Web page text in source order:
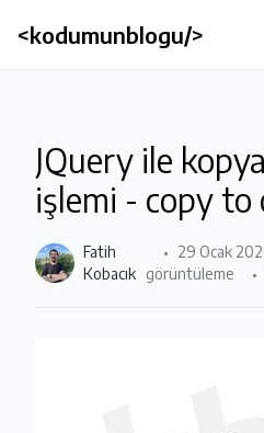
<kodumunblogu/>
JQuery ile
işlemi - copy to
Fatih
Kobacık
29 Ocak
görüntüleme